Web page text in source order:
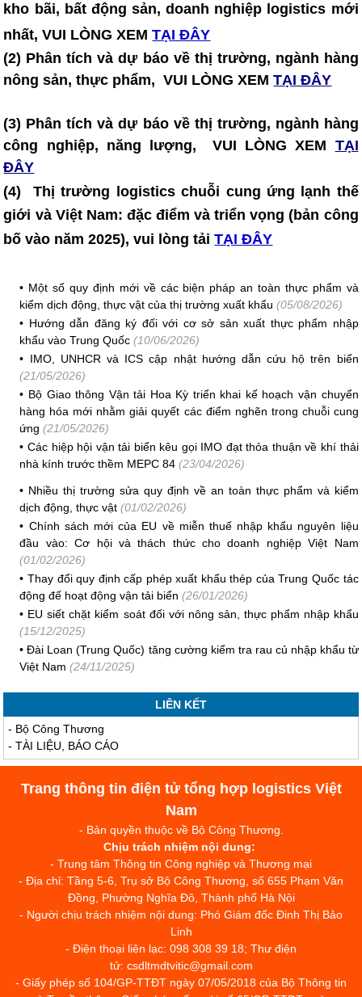
kho bãi, bất động sản, doanh nghiệp logistics mới
nhất, VUI LÒNG XEM TẠI ĐÂY
(2) Phân tích và dự báo về thị trường, ngành hàng
nông sản, thực phẩm, VUI LÒNG XEMTẠI ĐÂY
(3) Phân tích và dự báo về thị trường, ngành hàng
công nghiệp, năng lượng, VUI LÒNG XEM TẠI
ĐÂY
(4)Thị trường logistics chuỗi cung ứng lạnh thế
giới và Việt Nam: đặc điểm và triển vọng (bản công
bố vào năm 2025), vui lòng tảiTẠI ĐÂY
• Một số quy định mới về các biện pháp an toàn thực phẩm và
kiểm dịch động, thực vật của thị trường xuất khẩu (05/08/2026)
• Hướng dẫn đăng ký đối với cơ sở sản xuất thực phẩm nhập
khẩu vào Trung Quốc (10/06/2026)
• IMO, UNHCR và ICS cập nhật hướng dẫn cứu hộ trên biển
(21/05/2026)
• Bộ Giao thông Vận tải Hoa Kỳ triển khai kế hoạch vận chuyển
hàng hóa mới nhằm giải quyết các điểm nghẽn trong chuỗi cung
ứng (21/05/2026)
•Các hiệp hội vận tải biển kêu gọi IMO đạt thỏa thuận về khí thải
nhà kính trước thềm MEPC 84 (23/04/2026)
• Nhiều thị trường sửa quy định về an toàn thực phẩm và kiểm
dịch động, thực vật (01/02/2026)
• Chính sách mới của EU về miễn thuế nhập khẩu nguyên liệu
đầu vào: Cơ hội và thách thức cho doanh nghiệp Việt Nam
(01/02/2026)
•Thay đổi quy định cấp phép xuất khẩu thép của Trung Quốc tác
động đế hoạt động vận tải biển (26/01/2026)
• EU siết chặt kiểm soát đối với nông sản, thực phẩm nhập khẩu
(15/12/2025)
•Đài Loan (Trung Quốc) tăng cường kiểm tra rau củ nhập khẩu từ
Việt Nam (24/11/2025)
LIÊN KẾT
- Bộ Công Thương
-TÀI LIỆU, BÁO CÁO
Trang thông tin điện tử tổng hợp logistics Việt
Nam
- Bản quyền thuộc về Bộ Công Thương.
Chịu trách nhiệm nội dung:
- Trung tâm Thông tin Công nghiệp và Thương mại
- Địa chỉ: Tầng 5-6, Trụ sở Bộ Công Thương, số 655 Phạm Văn
Đồng, Phường Nghĩa Đô, Thành phố Hà Nội
- Người chịu trách nhiệm nội dung: Phó Giám đốc Đinh Thị Bảo
Linh
- Điện thoại liên lạc: 098 308 39 18; Thư điện
tử: csdltmdtvitic@gmail.com
- Giấy phép số 104/GP-TTĐT ngày 07/05/2018 của Bộ Thông tin